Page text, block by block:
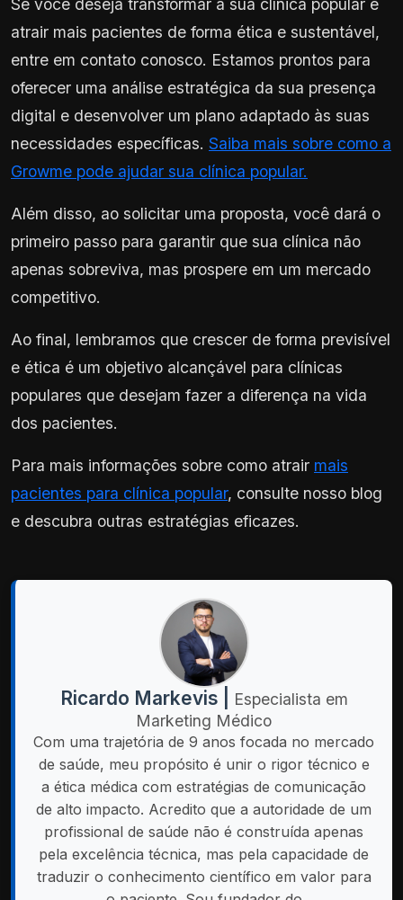
Se você deseja transformar a sua clínica popular e
atrair mais pacientes de forma ética e sustentável,
entre em contato conosco. Estamos prontos para
oferecer uma análise estratégica da sua presença
digital e desenvolver um plano adaptado às suas
necessidades específicas. Saiba mais sobre como a
Growme pode ajudar sua clínica popular.
Além disso, ao solicitar uma proposta, você dará o
primeiro passo para garantir que sua clínica não
apenas sobreviva, mas prospere em um mercado
competitivo.
Ao final, lembramos que crescer de forma previsível
e ética é um objetivo alcançável para clínicas
populares que desejam fazer a diferença na vida
dos pacientes.
Para mais informações sobre como atrair mais
pacientes para clínica popular, consulte nosso blog
e descubra outras estratégias eficazes.
Ricardo Markevis |
Especialista em
Marketing Médico
Com uma trajetória de 9 anos focada no mercado
de saúde, meu propósito é unir o rigor técnico e
a ética médica com estratégias de comunicação
de alto impacto. Acredito que a autoridade de um
profissional de saúde não é construída apenas
pela excelência técnica, mas pela capacidade de
traduzir o conhecimento científico em valor para